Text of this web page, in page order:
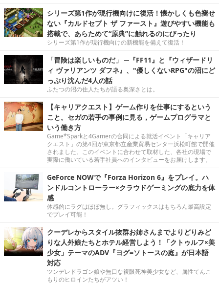
シリーズ第1作が現行機向けに復活！懐かしくも色褪せ
ない『カルドセプト ザ ファースト』遊びやすい機能も
搭載で、あらためて“原典”に触れるのにぴったり
シリーズ第1作が現行機向けの新機能を備えて復活！
「冒険は楽しいものだ」 ─『FF11』と『ウィザードリ
ィ ヴァリアンツ ダフネ』、"優しくないRPG"の沼にど
っぷり沈んだ4人の話
ふたつの沼の住人たちが語る奥深さとは。
【キャリアクエスト】ゲーム作りを仕事にするという
こと。セガの若手の事例に見る，ゲームプログラマと
いう働き方
Game*Sparkと4Gamerの合同による就活イベント「キャリア
クエスト」の第4回が東京都立産業貿易センター浜松町館で開催
されました。このイベントに合わせて取材した、各社の現場で
実際に働いている若手社員へのインタビューをお届けします。
GeForce NOWで『Forza Horizon 6』をプレイ。ハ
ンドルコントローラー×クラウドゲーミングの底力を体
感
体感的にラグはほぼ無し。グラフィックスはもちろん最高設定
でプレイ可能！
クーデレからスタイル抜群お姉さんまでよりどりみど
りな人外娘たちとホテル経営しよう！「クトゥルフ×美
少女」テーマのADV『ヨグ=ソトースの庭』が日本語
対応
ツンデレドラゴン娘や無口な複眼死神美少女など、属性てんこ
もりのヒロインたちがアツい！